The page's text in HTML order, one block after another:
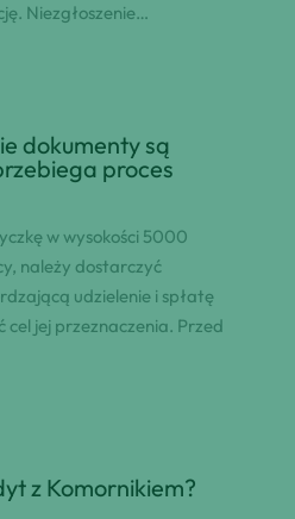
Niezgłoszenie…
dokumenty są
proces
w wysokości 5000
należy dostarczyć
udzielenie i spłatę
cel jej przeznaczenia. Przed
z Komornikiem?